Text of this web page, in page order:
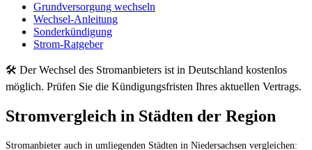
Grundversorgung wechseln
Wechsel-Anleitung
Sonderkündigung
Strom-Ratgeber
🛠 Der Wechsel des Stromanbieters ist in Deutschland kostenlos
möglich. Prüfen Sie die Kündigungsfristen Ihres aktuellen Vertrags.
Stromvergleich in Städten der Region
Stromanbieter auch in umliegenden Städten in Niedersachsen vergleichen: